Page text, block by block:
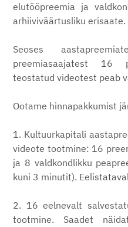
elutööpreemia ja
arhiiviväärtusliku erisaate.
Seoses
preemiasaajatest 16
teostatud videotest peab
Ootame hinnapakkumist
1. Kultuurkapitali
videote tootmine: 16
ja 8 valdkondlikku
kuni 3 minutit).
2. 16 eelnevalt
tootmine. Saadet